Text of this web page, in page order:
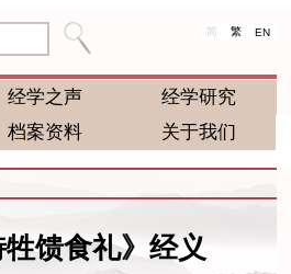
简 繁 EN
经学之声
经学研究
档案资料 关于我们
牲馈食礼》经义